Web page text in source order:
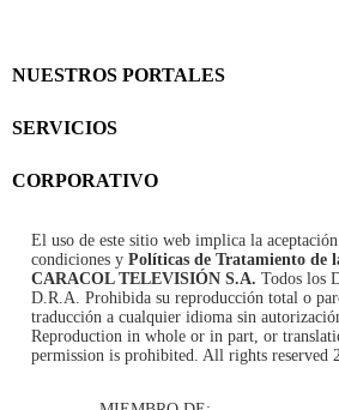
NUESTROS PORTALES
SERVICIOS
CORPORATIVO
El uso de este sitio web implica la
condiciones y Políticas de Tratamiento de
CARACOL TELEVISIÓN S.A. Todos los
D.R.A. Prohibida su reproducción total o
traducción a cualquier idioma sin
Reproduction in whole or in part, or
permission is prohibited. All rights reserved